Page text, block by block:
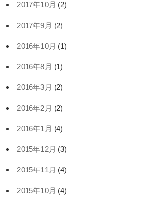
2017年10月 (2)
2017年9月 (2)
2016年10月 (1)
2016年8月 (1)
2016年3月 (2)
2016年2月 (2)
2016年1月 (4)
2015年12月 (3)
2015年11月 (4)
2015年10月 (4)